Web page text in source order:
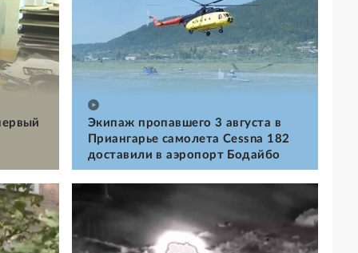
Экипаж пропавшего 3 августа в
Приангарье самолета Cessna 182
доставили в аэропорт Бодайбо